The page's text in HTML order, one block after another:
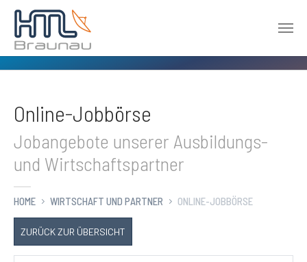
Online-Jobbörse
Jobangebote unserer Ausbildungs-
und Wirtschaftspartner
HOME WIRTSCHAFT UND PARTNER ONLINE-JOBBÖRSE
ZURÜCK ZUR ÜBERSICHT